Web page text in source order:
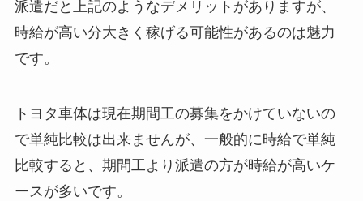
派遣だと上記のようなデメリットがありますが、
時給が高い分大きく稼げる可能性があるのは魅力
です。
トヨタ車体は現在期間工の募集をかけていないの
で単純比較は出来ませんが、一般的に時給で単純
比較すると、期間工より派遣の方が時給が高いケ
ースが多いです。